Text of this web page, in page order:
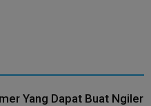
Yang Dapat Buat Ngiler